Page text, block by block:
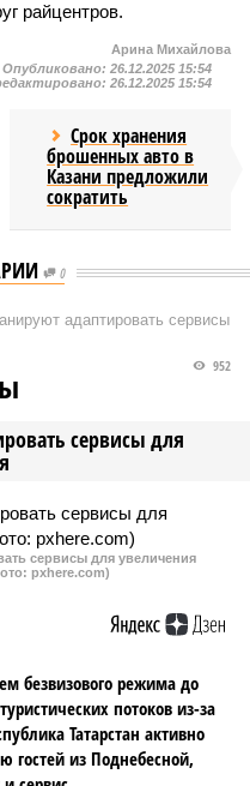
райцентров.
Арина Михайлова
Опубликовано: 26.12.2025 15:54
26.12.2025 15:54
Срок хранения
брошенных авто в
Казани предложили
сократить
0
адаптировать сервисы
сервисы для
952
сервисы для увеличения
pxhere.com)
безвизового режима до
потоков из-за
Татарстан активно
гостей из Поднебесной,